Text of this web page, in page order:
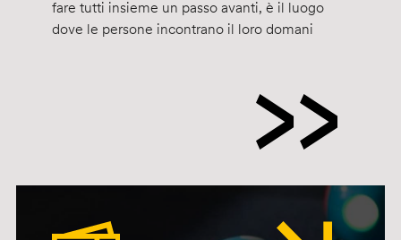
fare tutti insieme un passo avanti, è il luogo
dove le persone incontrano il loro domani